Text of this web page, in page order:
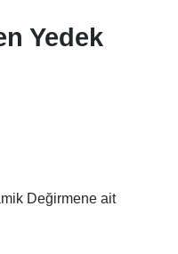
Yedek
Değirmene ait